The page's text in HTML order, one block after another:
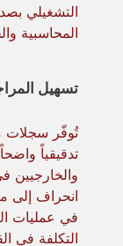
التشغيلي
المحاسبية
تسهيل
تُوفّر سجلات
تدقيقياً
والخارجيين
انحراف إلى
في عمليات
التكلفة في